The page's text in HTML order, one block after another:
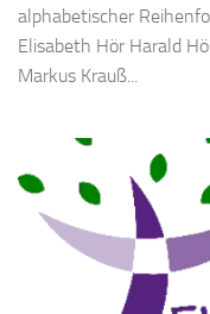
alphabetischer
Elisabeth Hör Harald
Markus Krauß...